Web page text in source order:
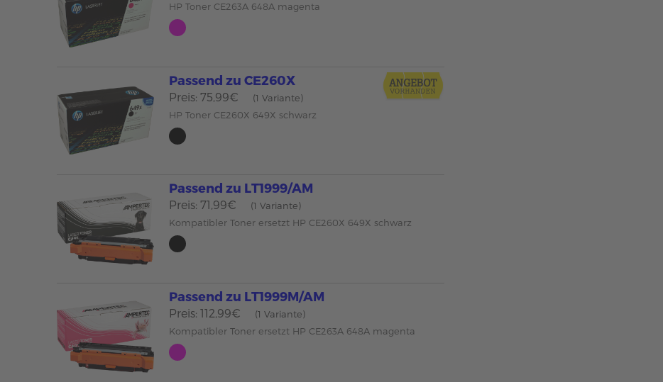
HP Toner CE263A 648A magenta
Passend zu CE260X
Preis: 75,99€
(1 Variante)
HP Toner CE260X 649X schwarz
Passend zu LT1999/AM
Preis: 71,99€
(1 Variante)
Kompatibler Toner ersetzt HP CE260X 649X schwarz
Passend zu LT1999M/AM
Preis: 112,99€
(1 Variante)
Kompatibler Toner ersetzt HP CE263A 648A magenta